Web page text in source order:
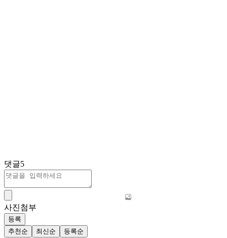
댓글5
사진첨부
등록
추천순
최신순 등록순